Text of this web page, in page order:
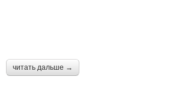
читать дальше →